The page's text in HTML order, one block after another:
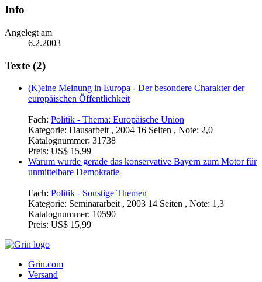
Info
Angelegt am
6.2.2003
Texte (2)
(K)eine Meinung in Europa - Der besondere Charakter der
europäischen Öffentlichkeit
Fach: Politik - Thema: Europäische Union
Kategorie: Hausarbeit , 2004 16 Seiten , Note: 2,0
Katalognummer: 31738
Preis: US$ 15,99
Warum wurde gerade das konservative Bayern zum Motor für
unmittelbare Demokratie
Fach: Politik - Sonstige Themen
Kategorie: Seminararbeit , 2003 14 Seiten , Note: 1,3
Katalognummer: 10590
Preis: US$ 15,99
Grin.com
Versand